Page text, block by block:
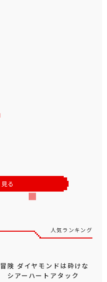
る
人気ランキング
険 ダイヤモンドは砕けな
アーハートアタック